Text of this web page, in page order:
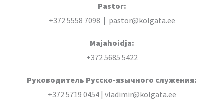
Pastor:
+372 5558 7098 | pastor@kolgata.ee
Majahoidja:
+372 5685 5422
Руководитель Русско-язычного служения:
+372 5719 0454 | vladimir@kolgata.ee